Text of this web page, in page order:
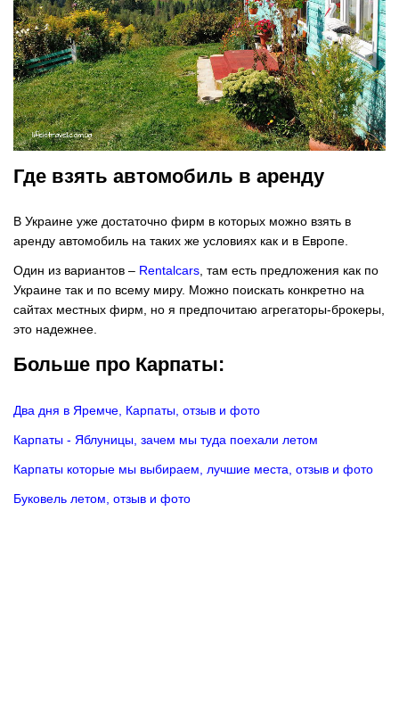
Где взять автомобиль в аренду
В Украине уже достаточно фирм в которых можно взять в
аренду автомобиль на таких же условиях как и в Европе.
Один из вариантов – Rentalcars, там есть предложения как по
Украине так и по всему миру. Можно поискать конкретно на
сайтах местных фирм, но я предпочитаю агрегаторы-брокеры,
это надежнее.
Больше про Карпаты:
Два дня в Яремче, Карпаты, отзыв и фото
Карпаты - Яблуницы, зачем мы туда поехали летом
Карпаты которые мы выбираем, лучшие места, отзыв и фото
Буковель летом, отзыв и фото